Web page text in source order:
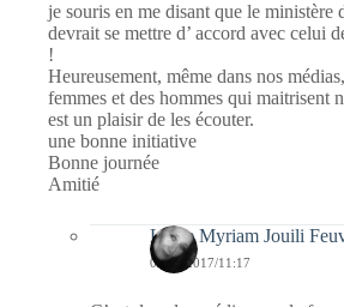
je souris en me disant que le ministère
devrait se mettre d’ accord avec celui
!
Heureusement, même dans nos
femmes et des hommes qui maitrisent
est un plaisir de les écouter.
une bonne initiative
Bonne journée
Amitié
Laure Myriam Jouili
09/01/2017/11:17